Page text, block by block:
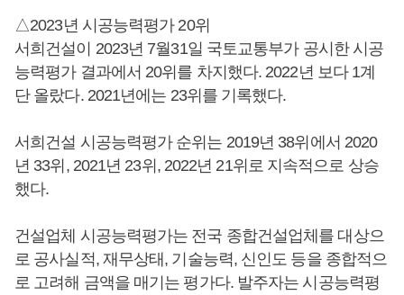
△2023년 시공능력평가 20위
서희건설이 2023년 7월31일 국토교통부가 공시한 시공
능력평가 결과에서 20위를 차지했다. 2022년 보다 1계
단 올랐다. 2021년에는 23위를 기록했다.
서희건설 시공능력평가 순위는 2019년 38위에서 2020
년 33위, 2021년 23위, 2022년 21위로 지속적으로 상승
했다.
건설업체 시공능력평가는 전국 종합건설업체를 대상으
로 공사실적, 재무상태, 기술능력, 신인도 등을 종합적으
로 고려해 금액을 매기는 평가다. 발주자는 시공능력평